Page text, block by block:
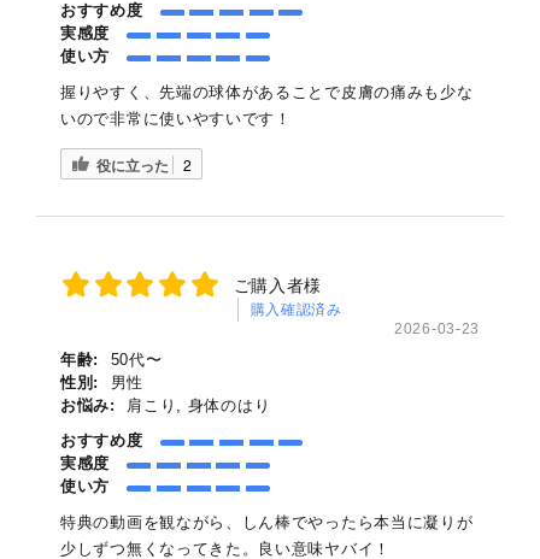
おすすめ度
実感度
使い方
握りやすく、先端の球体があることで皮膚の痛みも少な
いので非常に使いやすいです！
役に立った 2
ご購入者様
購入確認済み
2026-03-23
年齢:
50代〜
性別:
男性
お悩み:
肩こり, 身体のはり
おすすめ度
実感度
使い方
特典の動画を観ながら、しん棒でやったら本当に凝りが
少しずつ無くなってきた。良い意味ヤバイ！